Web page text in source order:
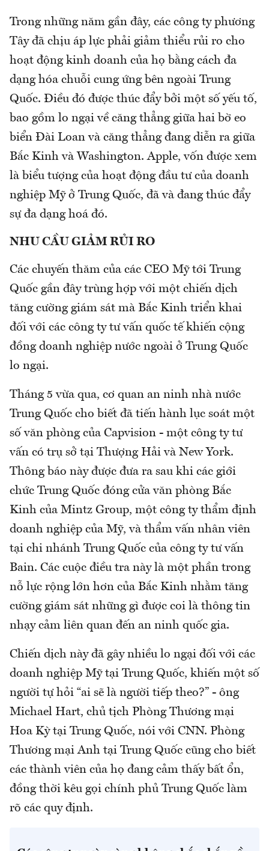
Trong những năm gần đây, các công ty phương
Tây đã chịu áp lực phải giảm thiểu rủi ro cho
hoạt động kinh doanh của họ bằng cách đa
dạng hóa chuỗi cung ứng bên ngoài Trung
Quốc. Điều đó được thúc đẩy bởi một số yếu tố,
bao gồm lo ngại về căng thẳng giữa hai bờ eo
biển Đài Loan và căng thẳng đang diễn ra giữa
Bắc Kinh và Washington. Apple, vốn được xem
là biểu tượng của hoạt động đầu tư của doanh
nghiệp Mỹ ở Trung Quốc, đã và đang thúc đẩy
sự đa dạng hoá đó.
NHU CẦU GIẢM RỦI RO
Các chuyến thăm của các CEO Mỹ tới Trung
Quốc gần đây trùng hợp với một chiến dịch
tăng cường giám sát mà Bắc Kinh triển khai
đối với các công ty tư vấn quốc tế khiến cộng
đồng doanh nghiệp nước ngoài ở Trung Quốc
lo ngại.
Tháng 5 vừa qua, cơ quan an ninh nhà nước
Trung Quốc cho biết đã tiến hành lục soát một
số văn phòng của Capvision - một công ty tư
vấn có trụ sở tại Thượng Hải và New York.
Thông báo này được đưa ra sau khi các giới
chức Trung Quốc đóng cửa văn phòng Bắc
Kinh của Mintz Group, một công ty thẩm định
doanh nghiệp của Mỹ, và thẩm vấn nhân viên
tại chi nhánh Trung Quốc của công ty tư vấn
Bain. Các cuộc điều tra này là một phần trong
nỗ lực rộng lớn hơn của Bắc Kinh nhằm tăng
cường giám sát những gì được coi là thông tin
nhạy cảm liên quan đến an ninh quốc gia.
Chiến dịch này đã gây nhiều lo ngại đối với các
doanh nghiệp Mỹ tại Trung Quốc, khiến một số
người tự hỏi “ai sẽ là người tiếp theo?” - ông
Michael Hart, chủ tịch Phòng Thương mại
Hoa Kỳ tại Trung Quốc, nói với CNN. Phòng
Thương mại Anh tại Trung Quốc cũng cho biết
các thành viên của họ đang cảm thấy bất ổn,
đồng thời kêu gọi chính phủ Trung Quốc làm
rõ các quy định.